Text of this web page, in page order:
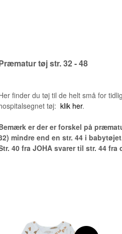
tøj str. 32 - 48
finder du tøj til de helt små for
tøj: klik her.
er der er forskel på
mindre end en str. 44 i
40 fra JOHA svarer til str. 44